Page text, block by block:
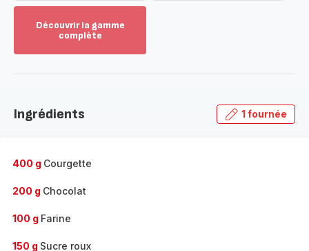
Découvrir la gamme
complète
gamme
Ingrédients 1 fournée
400 g Courgette
200 g Chocolat
100 g Farine
150 g Sucre roux